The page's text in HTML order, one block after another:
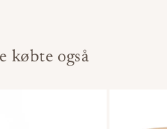
købte også